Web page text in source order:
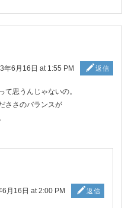
年6月16日 at 1:55 PM 返信
思うんじゃないの。
ささのバランスが
6月16日 at 2:00 PM 返信